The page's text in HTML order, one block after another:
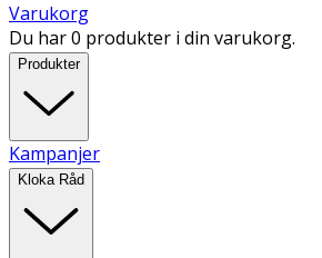
Varukorg
Du har 0 produkter i din varukorg.
Produkter
Kampanjer
Kloka Råd